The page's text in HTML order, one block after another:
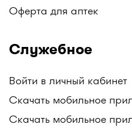
Оферта для аптек
Служебное
Войти в личный кабинет
Скачать мобильное
Скачать мобильное